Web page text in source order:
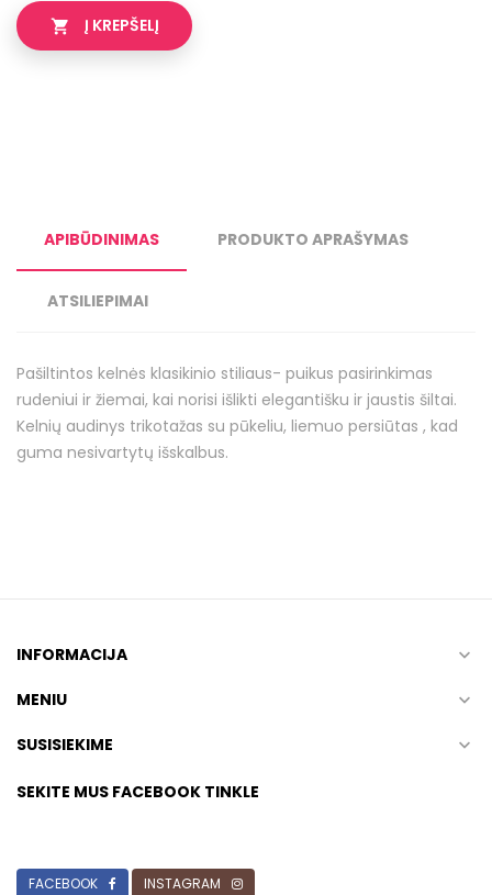
 Į KREPŠELĮ
APIBŪDINIMAS PRODUKTO APRAŠYMAS
ATSILIEPIMAI
Pašiltintos kelnės klasikinio stiliaus- puikus pasirinkimas
rudeniui ir žiemai, kai norisi išlikti elegantišku ir jaustis šiltai.
Kelnių audinys trikotažas su pūkeliu, liemuo persiūtas , kad
guma nesivartytų išskalbus.
INFORMACIJA

MENIU

SUSISIEKIME

SEKITE MUS FACEBOOK TINKLE
FACEBOOK INSTAGRAM